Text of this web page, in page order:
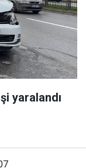
yaralandı